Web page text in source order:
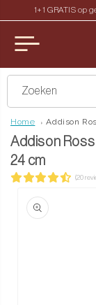
naar de
1+1 GRATIS op
sluiten
Zoeken
Home Addison
Addison
24 cm
(20
naar